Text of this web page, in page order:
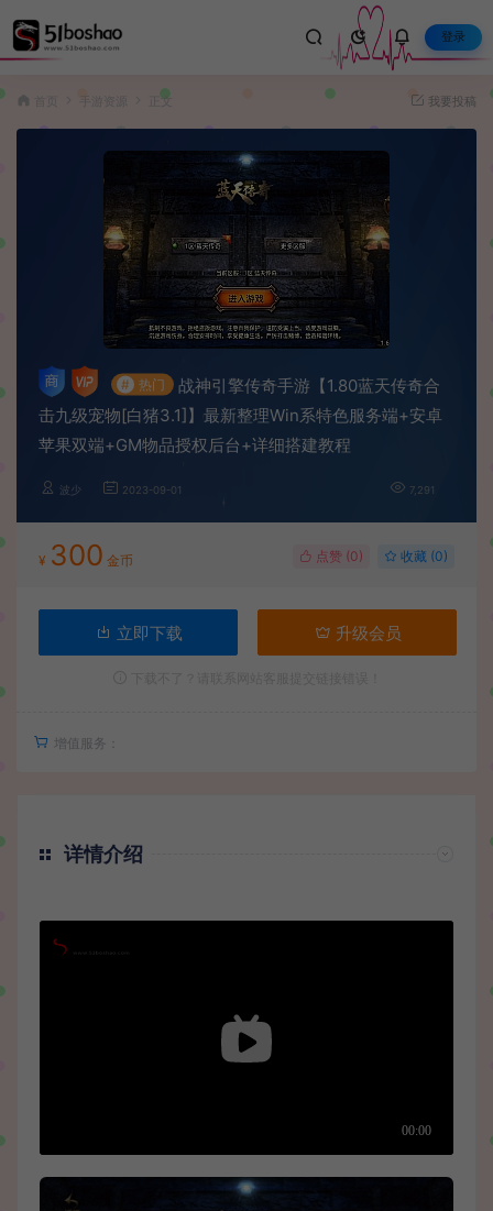
登录
手游资源 正文 我要投稿
# 热门
战神引擎传奇手游【1.80蓝天传奇合
击九级宠物[白猪3.1]】最新整理Win系特色服务端+安卓
苹果双端+GM物品授权后台+详细搭建教程
波少 2023-09-01 7,291
¥ 300 金币 点赞 (0) 收藏 (0)
立即下载 升级会员
增值服务：
详情介绍